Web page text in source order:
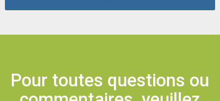
Pour toutes questions ou